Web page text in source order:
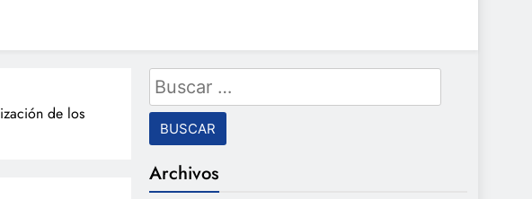
de los
Buscar:
Archivos